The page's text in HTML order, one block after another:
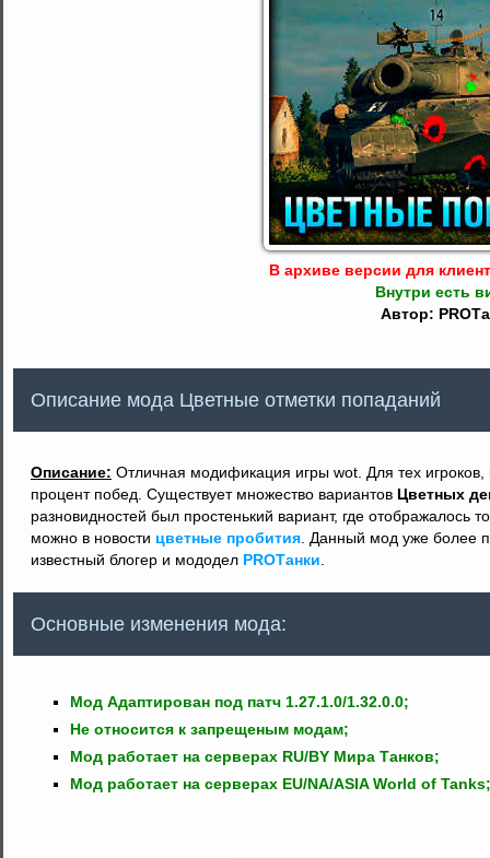
В архиве версии для
Внутри есть
Автор:
Описание мода Цветные отметки попаданий
Описание: Отличная модификация игры wot. Для тех
процент побед. Существует множество вариантов Цветных
разновидностей был простенький вариант, где отображалось
можно в новости цветные пробития . Данный мод уже более
известный блогер и мододел PROТанки
Основные изменения мода:
Мод Адаптирован под патч 1.27.1.0/1.32.0.0;
Не относится к запрещеным модам;
Мод работает на серверах RU/BY Мира Танков;
Мод работает на серверах EU/NA/ASIA World of Tanks;